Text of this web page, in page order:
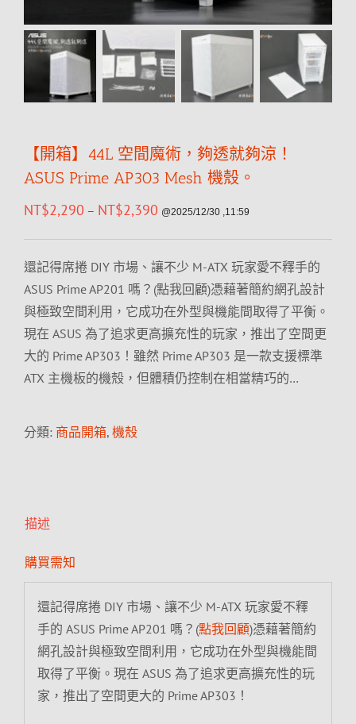
【開箱】44L 空間魔術，夠透就夠涼！
ASUS Prime AP303 Mesh 機殼。
NT$2,290 – NT$2,390 @2025/12/30 ,11:59
還記得席捲 DIY 市場、讓不少 M-ATX 玩家愛不釋手的
ASUS Prime AP201 嗎？(點我回顧)憑藉著簡約網孔設計
與極致空間利用，它成功在外型與機能間取得了平衡。
現在 ASUS 為了追求更高擴充性的玩家，推出了空間更
大的 Prime AP303！雖然 Prime AP303 是一款支援標準
ATX 主機板的機殼，但體積仍控制在相當精巧的…
分類: 商品開箱, 機殼
描述
購買需知
還記得席捲 DIY 市場、讓不少 M-ATX 玩家愛不釋
手的 ASUS Prime AP201 嗎？(點我回顧)憑藉著簡約
網孔設計與極致空間利用，它成功在外型與機能間
取得了平衡。現在 ASUS 為了追求更高擴充性的玩
家，推出了空間更大的 Prime AP303！